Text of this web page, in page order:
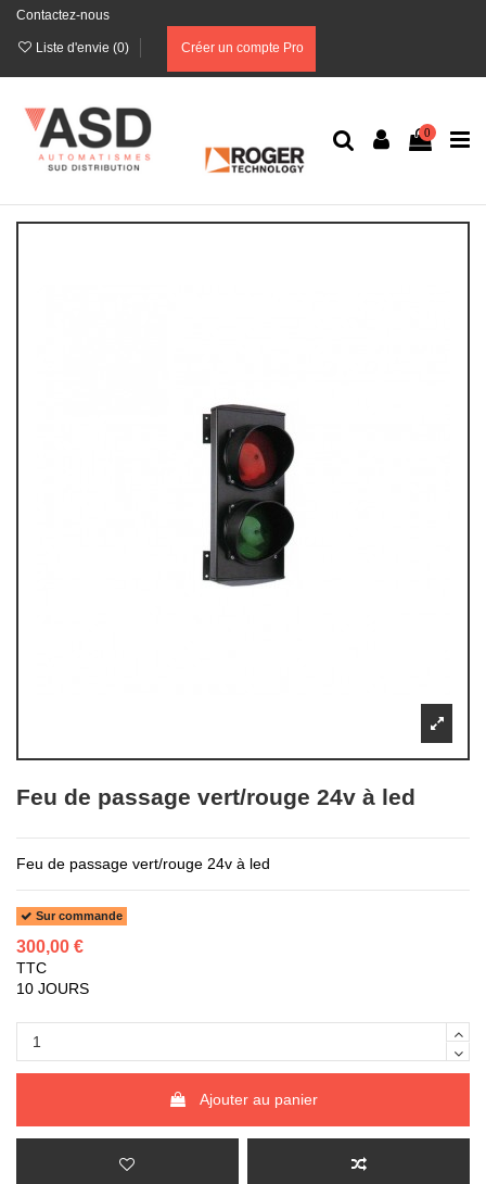
Contactez-nous
Liste d'envie (0) Créer un compte Pro
0
Feu de passage vert/rouge 24v à led
Feu de passage vert/rouge 24v à led
Sur commande
300,00 €
TTC
10 JOURS
Ajouter au panier